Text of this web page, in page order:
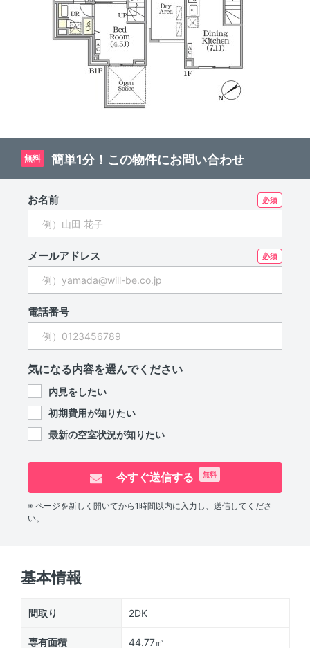
無料 簡単1分！この物件にお問い合わせ
お名前
メールアドレス
電話番号
気になる内容を選んでください
内見をしたい
初期費用が知りたい
最新の空室状況が知りたい
今すぐ送信する 無料
※ ページを新しく開いてから1時間以内に入力し、送信してくださ
い。
基本情報
間取り 2DK
専有面積 44.77㎡